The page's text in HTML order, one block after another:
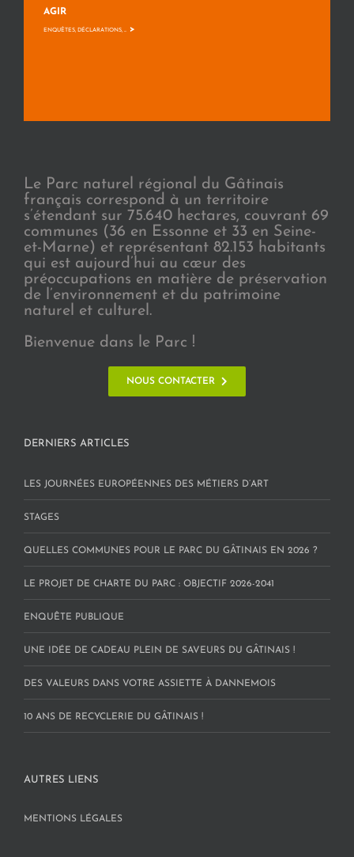
AGIR
ENQUÊTES, DÉCLARATIONS, ... >
Le Parc naturel régional du Gâtinais
français correspond à un territoire
s’étendant sur 75.640 hectares, couvrant 69
communes (36 en Essonne et 33 en Seine-
et-Marne) et représentant 82.153 habitants
qui est aujourd’hui au cœur des
préoccupations en matière de préservation
de l’environnement et du patrimoine
naturel et culturel.
Bienvenue dans le Parc !
NOUS CONTACTER
DERNIERS ARTICLES
LES JOURNÉES EUROPÉENNES DES MÉTIERS D’ART
STAGES
QUELLES COMMUNES POUR LE PARC DU GÂTINAIS EN 2026 ?
LE PROJET DE CHARTE DU PARC : OBJECTIF 2026-2041
ENQUÊTE PUBLIQUE
UNE IDÉE DE CADEAU PLEIN DE SAVEURS DU GÂTINAIS !
DES VALEURS DANS VOTRE ASSIETTE À DANNEMOIS
10 ANS DE RECYCLERIE DU GÂTINAIS !
AUTRES LIENS
MENTIONS LÉGALES